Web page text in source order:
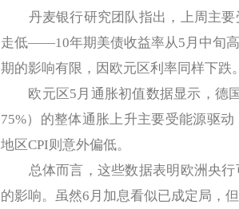
丹麦银行研究团队指出，上周主要
走低——10年期美债收益率从5月中旬
期的影响有限，因欧元区利率同样下跌
欧元区5月通胀初值数据显示，德国
75%）的整体通胀上升主要受能源驱
地区CPI则意外偏低。
总体而言，这些数据表明欧洲央行
的影响。虽然6月加息看似已成定局，